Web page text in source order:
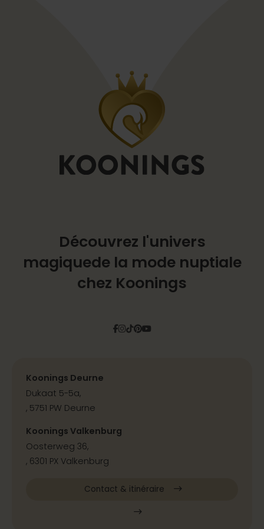
Découvrez l'univers
magiquede la mode nuptiale
chez Koonings
Facebook
Instagram
Tiktok
Pinterest
YouTube
Koonings Deurne
Dukaat 5-5a,
, 5751 PW Deurne
Koonings Valkenburg
Oosterweg 36,
, 6301 PX Valkenburg
Contact & itinéraire